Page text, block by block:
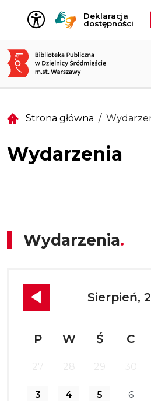
Deklaracja
dostępności
Strona główna
Wydarzenia
Wydarzenia
Sierpień,
P W Ś C
3 4 5 6